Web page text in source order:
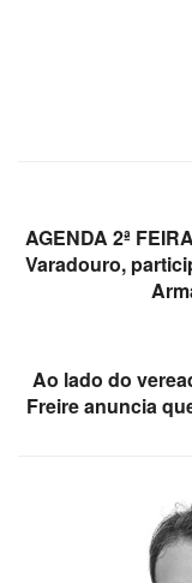
AGENDA 2ª
Varadouro,
Ao lado do
Freire anuncia